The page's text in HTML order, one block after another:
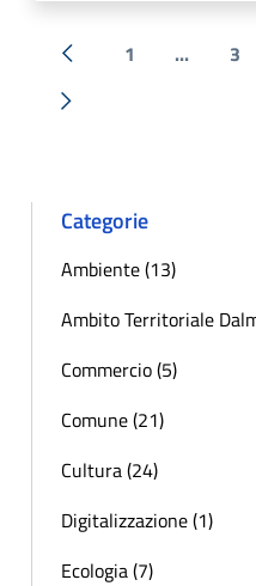
« Precedente
1 ... 3
Successiva »
Categorie
Ambiente (13)
Ambito Territoriale
Commercio (5)
Comune (21)
Cultura (24)
Digitalizzazione (1)
Ecologia (7)